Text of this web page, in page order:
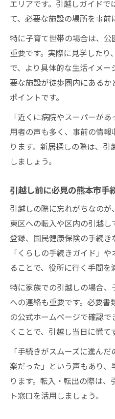
エリアです。引越しガイドで
て、必要な施設の場所を事前
特に子育て世帯の場合は、
重要です。実際に見学したり
で、より具体的な生活イメ
要な施設が徒歩圏内にある
ポイントです。
「近くに病院やスーパーが
用者の声も多く、事前の情
ります。新居探しの際は、
しましょう。
引越し前に必見の熊本市手
引越しの際に忘れがちなの
東区への転入や区内の引越
登録、国民健康保険の手続
「くらしの手続きガイド」
ることで、役所に行く手間を
特に家族での引越しの場合
への連絡も重要です。必要
の公式ホームページで確認
くことで、引越し当日に慌て
「手続きがスムーズに進ん
楽だった」という声もあり
ります。転入・転出の際は
ト窓口を活用しましょう。